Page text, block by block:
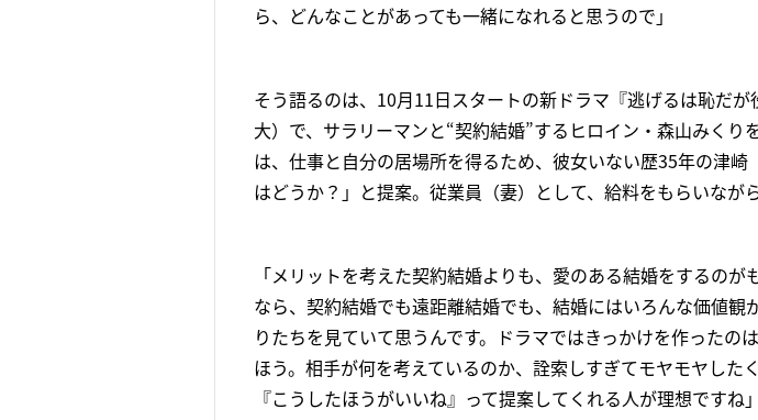
ら、どんなことがあっても一緒になれると思うので」
そう語るのは、10月11日スタートの新ドラマ『逃げるは恥だ
大）で、サラリーマンと“契約結婚”するヒロイン・森山みくり
は、仕事と自分の居場所を得るため、彼女いない歴35年の津
はどうか？」と提案。従業員（妻）として、給料をもらいなが
「メリットを考えた契約結婚よりも、愛のある結婚をするの
なら、契約結婚でも遠距離結婚でも、結婚にはいろんな価値観
りたちを見ていて思うんです。ドラマではきっかけを作ったの
ほう。相手が何を考えているのか、詮索しすぎてモヤモヤした
『こうしたほうがいいね』って提案してくれる人が理想ですね」